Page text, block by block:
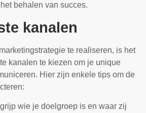
behalen van succes.
kanalen
te realiseren, is het
kanalen te kiezen om je unique
Hier zijn enkele tips om de
wie je doelgroep is en waar zij